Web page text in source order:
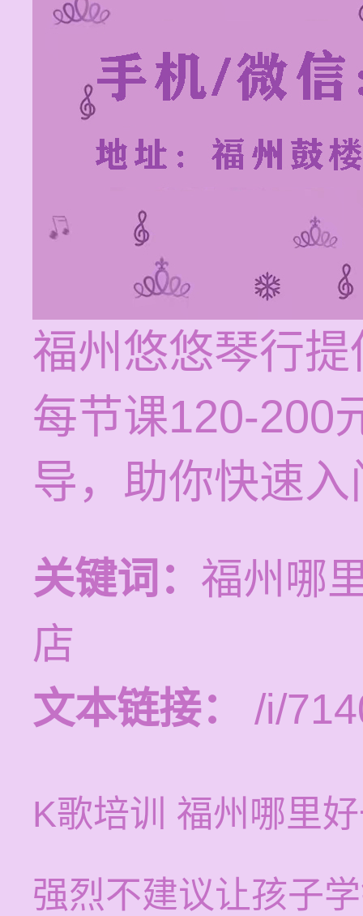
福州悠悠琴行
每节课120-200
导，助你快速入
关键词： 福州哪
店
文本链接：
/i/
K歌培训 福州哪里
强烈不建议让孩子